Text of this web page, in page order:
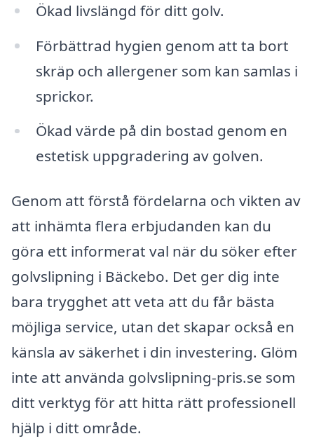
Ökad livslängd för ditt golv.
Förbättrad hygien genom att ta bort
skräp och allergener som kan samlas i
sprickor.
Ökad värde på din bostad genom en
estetisk uppgradering av golven.
Genom att förstå fördelarna och vikten av
att inhämta flera erbjudanden kan du
göra ett informerat val när du söker efter
golvslipning i Bäckebo. Det ger dig inte
bara trygghet att veta att du får bästa
möjliga service, utan det skapar också en
känsla av säkerhet i din investering. Glöm
inte att använda golvslipning-pris.se som
ditt verktyg för att hitta rätt professionell
hjälp i ditt område.